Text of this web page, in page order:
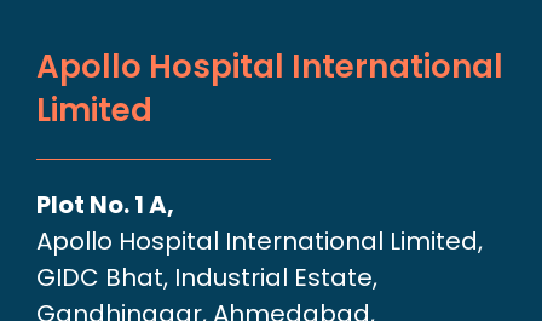
Apollo Hospital International
Limited
Plot No. 1 A,
Apollo Hospital International Limited,
GIDC Bhat, Industrial Estate,
Gandhinagar, Ahmedabad,